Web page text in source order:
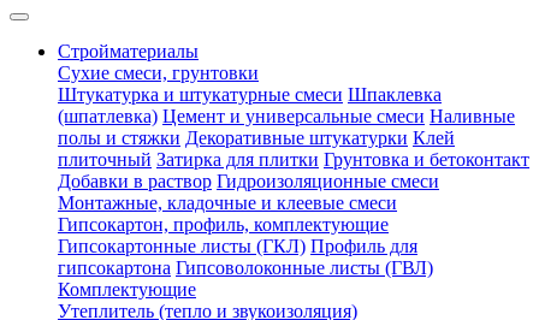
Стройматериалы
Сухие смеси, грунтовки
Штукатурка и штукатурные смеси Шпаклевка
(шпатлевка) Цемент и универсальные смеси Наливные
полы и стяжки Декоративные штукатурки Клей
плиточный Затирка для плитки Грунтовка и бетоконтакт
Добавки в раствор Гидроизоляционные смеси
Монтажные, кладочные и клеевые смеси
Гипсокартон, профиль, комплектующие
Гипсокартонные листы (ГКЛ) Профиль для
гипсокартона Гипсоволоконные листы (ГВЛ)
Комплектующие
Утеплитель (тепло и звукоизоляция)